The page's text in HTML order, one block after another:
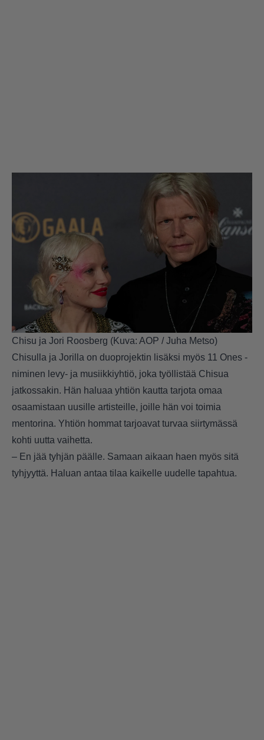
Chisu ja Jori Roosberg (Kuva: AOP / Juha Metso)
Chisulla ja Jorilla on duoprojektin lisäksi myös 11 Ones -
niminen levy- ja musiikkiyhtiö, joka työllistää Chisua
jatkossakin. Hän haluaa yhtiön kautta tarjota omaa
osaamistaan uusille artisteille, joille hän voi toimia
mentorina. Yhtiön hommat tarjoavat turvaa siirtymässä
kohti uutta vaihetta.
– En jää tyhjän päälle. Samaan aikaan haen myös sitä
tyhjyyttä. Haluan antaa tilaa kaikelle uudelle tapahtua.